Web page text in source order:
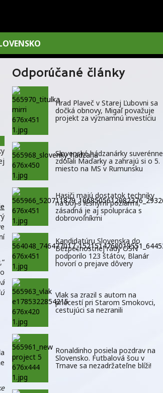
,“
Odporúčané články
Hrad Plaveč v Starej Ľubovni sa
dočká obnovy, Migaľ považuje
projekt za významnú investíciu
Slovenské hádzanárky suverénne
zdolali Maďarky a zahrajú si o 5.
miesto na MS v Rumunsku
Hasiči majú dostatok techniky
na boj s lesnými požiarmi,
zásadná je aj spolupráca s
dobrovoľníkmi
Kandidatúru Slovenska do
Bezpečnostnej rady OSN
podporilo 123 štátov, Blanár
hovorí o prejave dôvery
Vlak sa zrazil s autom na
priecestí pri Starom Smokovci,
cestujúci sa nezranili
Ronaldinho posiela pozdrav na
Slovensko. Futbalová šou v
Trnave sa nezadržateľne blíži!